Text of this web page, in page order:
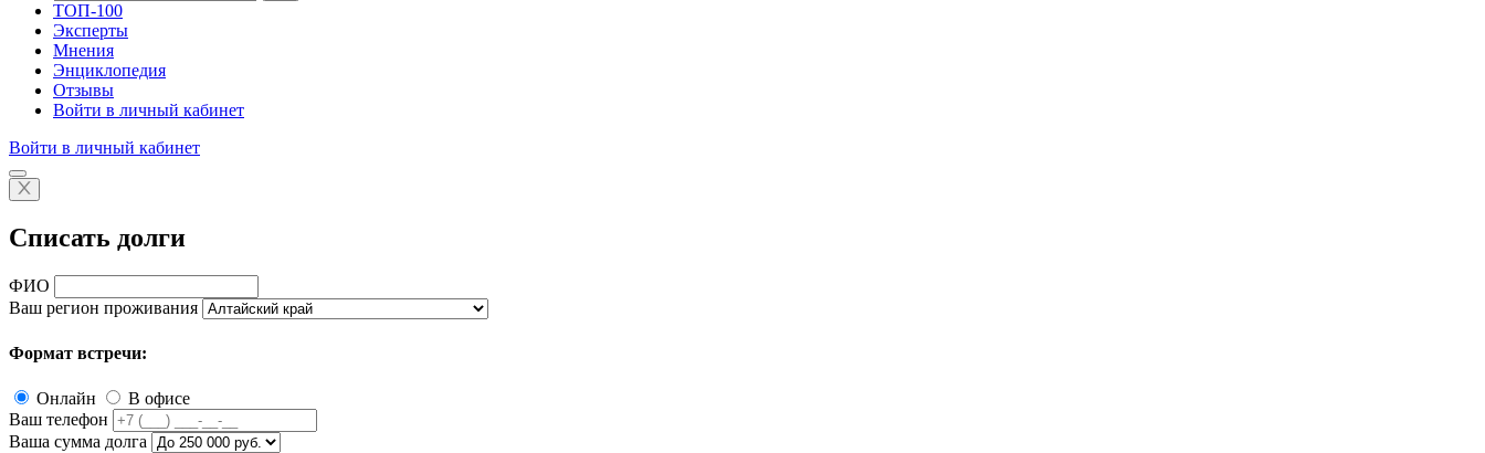
ТОП-100
Эксперты
Мнения
Энциклопедия
Отзывы
Войти в личный кабинет
Войти в личный кабинет
Списать долги
ФИО
Ваш регион проживания
Формат встречи:
Онлайн
В офисе
Ваш телефон
Ваша сумма долга